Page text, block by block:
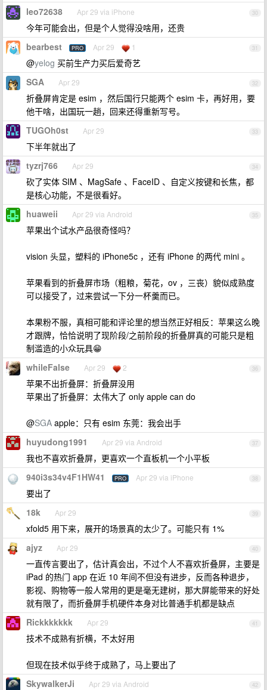
30
leo72638 Apr 29 via iPhone
今年可能会出，但是个人觉得没啥用，还贵
31
bearbest PRO Apr 29 1
@yelog 买前生产力买后爱奇艺
32
SGA Apr 29
折叠屏肯定是 esim ，然后国行只能两个 esim 卡，再好用，要
他干啥，出国玩一趟，回来还得重新写号。
33
TUGOh0st Apr 29
下半年就出了
34
tyzrj766 Apr 29
砍了实体 SIM 、MagSafe 、FaceID 、自定义按键和长焦，都
是核心功能，不是很看好。
35
huaweii Apr 29 via Android
苹果出个试水产品很奇怪吗？
vision 头显，塑料的 iPhone5c ，还有 iPhone 的两代 mini 。
苹果看到的折叠屏市场（粗粮，菊花，ov ，三丧）貌似成熟度
可以接受了，过来尝试一下分一杯羹而已。
本果粉不服，真相可能和评论里的想当然正好相反：苹果这么晚
才跟牌，恰恰说明了现阶段/之前阶段的折叠屏真的可能只是粗
制滥造的小众玩具😁
36
whileFalse Apr 29 2
苹果不出折叠屏：折叠屏没用
苹果出了折叠屏：太伟大了 only apple can do
@SGA apple：只有 esim 东莞：我会出手
37
huyudong1991 Apr 29 via Android
我也不喜欢折叠屏，更喜欢一个直板机一个小平板
38
940i3s34v4F1HW41 PRO Apr 29 via iPhone
要出了
39
18k Apr 29
xfold5 用下来，展开的场景真的太少了。可能只有 1%
40
ajyz Apr 29
一直传言要出了，估计真会出，不过个人不喜欢折叠屏，主要是
iPad 的热门 app 在近 10 年间不但没有进步，反而各种退步，
影视、购物等一般人常用的更是毫无建树，那大屏能带来的好处
就有限了，而折叠屏手机硬件本身对比普通手机都是缺点
41
Rickkkkkkk Apr 29
技术不成熟有折横，不太好用
但现在技术似乎终于成熟了，马上要出了
42
SkywalkerJi Apr 29 via Android